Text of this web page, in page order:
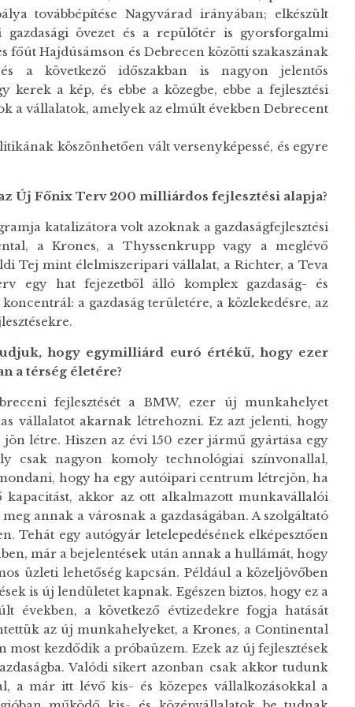
továbbépítése Nagyvárad irányában; elkészült
övezet és a repülőtér is gyorsforgalmi
főút Hajdúsámson és Debrecen közötti szakaszának
a következő időszakban is nagyon jelentős
kerek a kép, és ebbe a közegbe, ebbe a fejlesztési
a vállalatok, amelyek az elmúlt években Debrecent
köszönhetően vált versenyképessé, és egyre
Új Főnix Terv200 milliárdos fejlesztési alapja?
katalizátora volt azoknak a gazdaságfejlesztési
a Krones, a Thyssenkrupp vagy a meglévő
Tej mint élelmiszeripari vállalat, a Richter, a Teva
egy hat fejezetből álló komplex gazdaság- és
a gazdaság területére, a közlekedésre, az
hogy egymilliárd euró értékű, hogy ezer
a térség életére?
fejlesztését a BMW, ezer új munkahelyet
vállalatot akarnak létrehozni. Ez azt jelenti, hogy
létre. Hiszen az évi 150 ezer jármű gyártása egy
csak nagyon komoly technológiai színvonallal,
hogy ha egy autóipari centrum létrejön, ha
akkor az ott alkalmazott munkavállalói
annak a városnak a gazdaságában. A szolgáltató
Tehát egy autógyár letelepedésének elképesztően
már a bejelentések után annak a hullámát, hogy
üzleti lehetőség kapcsán. Például a közeljövőben
is új lendületet kapnak. Egészen biztos, hogy ez a
években, a következő évtizedekre fogja hatását
az új munkahelyeket, a Krones, a Continental
kezdődik a próbaüzem. Ezek az új fejlesztések
Valódi sikert azonban csak akkor tudunk
a már itt lévő kis- és közepes vállalkozásokkal a